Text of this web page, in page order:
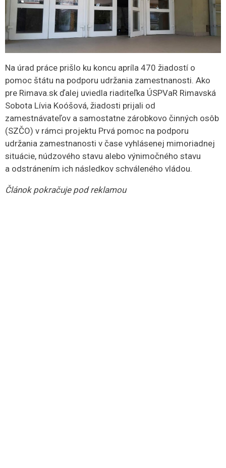
Na úrad práce prišlo ku koncu apríla 470 žiadostí o
pomoc štátu na podporu udržania zamestnanosti. Ako
pre Rimava.sk ďalej uviedla riaditeľka ÚSPVaR Rimavská
Sobota Lívia Koóšová, žiadosti prijali od
zamestnávateľov a samostatne zárobkovo činných osôb
(SZČO) v rámci projektu Prvá pomoc na podporu
udržania zamestnanosti v čase vyhlásenej mimoriadnej
situácie, núdzového stavu alebo výnimočného stavu
a odstránením ich následkov schváleného vládou.
Článok pokračuje pod reklamou